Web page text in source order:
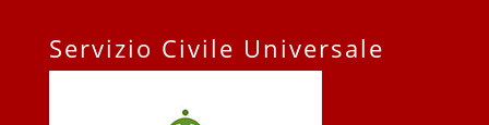
Servizio Civile Universale